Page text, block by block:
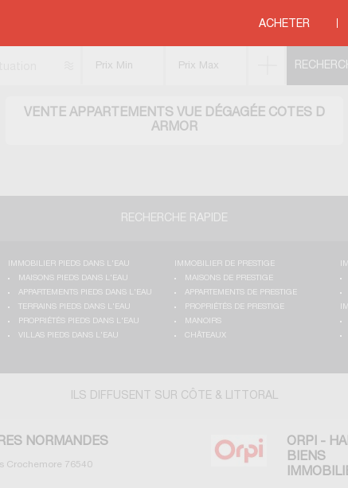
ACHETER
VENTE APPARTEMENTS VUE DÉGAGÉE COTES D
ARMOR
RECHERCHE RAPIDE
IMMOBILIER PIEDS DANS L'EAU
MAISONS PIEDS DANS L'EAU
APPARTEMENTS PIEDS DANS L'EAU
TERRAINS PIEDS DANS L'EAU
PROPRIÉTÉS PIEDS DANS L'EAU
VILLAS PIEDS DANS L'EAU
IMMOBILIER DE PRESTIGE
MAISONS DE PRESTIGE
APPARTEMENTS DE PRESTIGE
PROPRIÉTÉS DE PRESTIGE
MANOIRS
CHÂTEAUX
ILS DIFFUSENT SUR CÔTE & LITTORAL
NORMANDES
Crochemore 76540
ORPI -
BIENS